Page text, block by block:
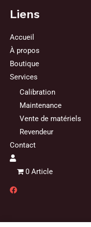
Liens
Accueil
À propos
Boutique
Services
Calibration
Maintenance
Vente de matériels
Revendeur
Contact
0 Article